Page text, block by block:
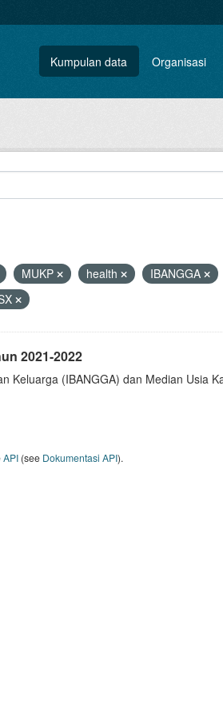
Kumpulan data Organisasi
MUKP health
IBANGGA
2021-2022
Keluarga (IBANGGA) dan Median Usia
API(see Dokumentasi API).